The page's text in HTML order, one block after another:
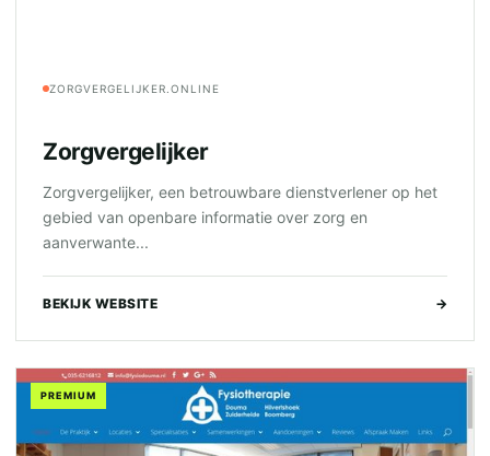
ZORGVERGELIJKER.ONLINE
Zorgvergelijker
Zorgvergelijker, een betrouwbare dienstverlener op het
gebied van openbare informatie over zorg en
aanverwante...
BEKIJK WEBSITE →
PREMIUM